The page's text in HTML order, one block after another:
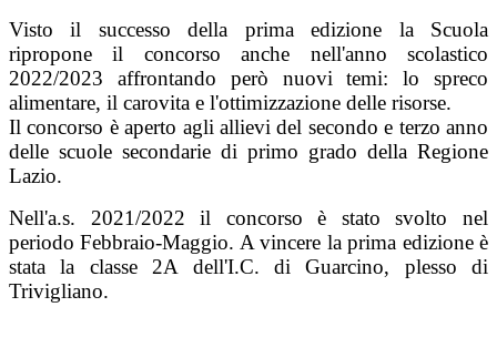
Visto il successo della prima edizione la Scuola
ripropone il concorso anche nell'anno scolastico
2022/2023 affrontando però nuovi temi: lo spreco
alimentare, il carovita e l'ottimizzazione delle risorse.
Il concorso è aperto agli allievi del secondo e terzo anno
delle scuole secondarie di primo grado della Regione
Lazio.
Nell'a.s. 2021/2022 il concorso è stato svolto nel
periodo Febbraio-Maggio. A vincere la prima edizione è
stata la classe 2A dell'I.C. di Guarcino, plesso di
Trivigliano.